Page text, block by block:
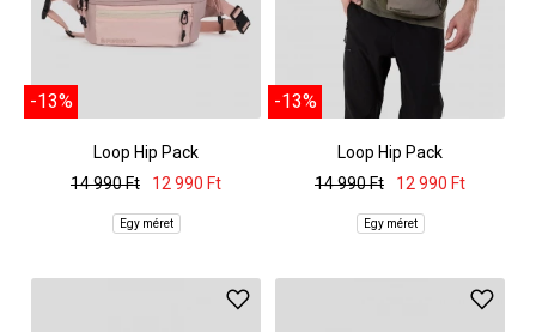
-13%
Loop Hip Pack
14 990 Ft
12 990 Ft
Egy méret
-13%
Loop Hip Pack
14 990 Ft
12 990 Ft
Egy méret